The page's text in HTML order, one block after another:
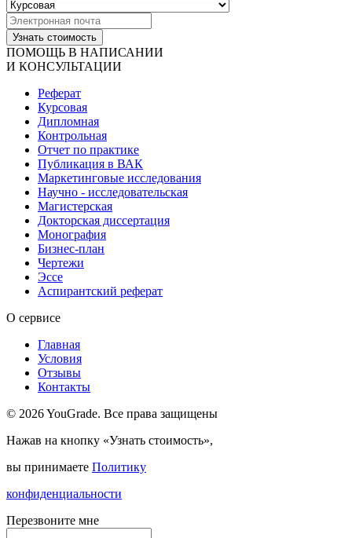
ПОМОЩЬ В НАПИСАНИИ
И КОНСУЛЬТАЦИИ
Реферат
Курсовая
Дипломная
Контрольная
Отчет по практике
Публикация в ВАК
Маркетинговые исследования
Научно - исследовательская
Магистерская
Докторская диссертация
Монография
Бизнес-план
Чертежи
Эссе
Аспирантский реферат
О сервисе
Главная
Условия
Отзывы
Контакты
© 2026 YouGrade. Все права защищены
Нажав на кнопку «Узнать стоимость»,
вы принимаете Политику
конфиденциальности
Перезвоните мне